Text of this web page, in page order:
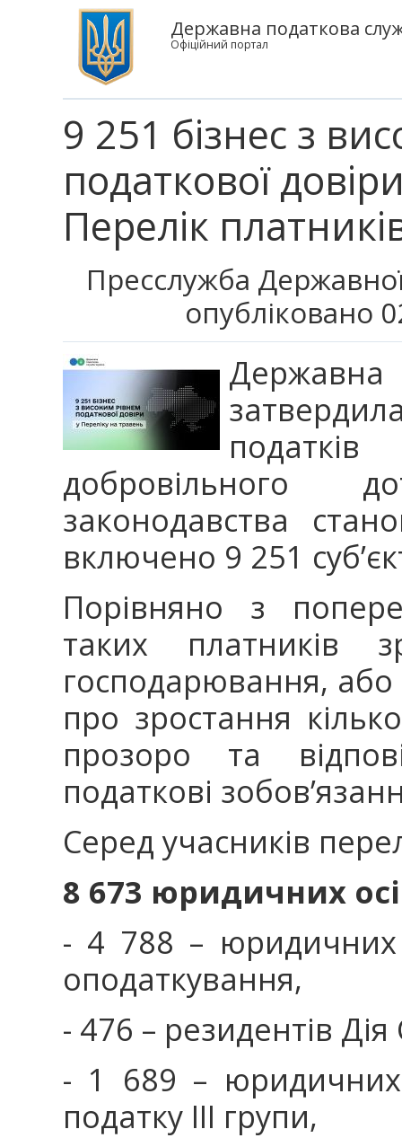
Державна податкова
Офіційний портал
9 251 бізнес з
податкової
Перелік
Пресслужба
опубліковано
добровільного
законодавства
включено 9 251
Порівняно з
таких платників
господарювання,
про зростання
прозоро та
податкові
Серед учасників
8 673 юридичних
- 4 788 – юридичних
оподаткування,
- 476 – резидентів Дія
- 1 689 – юридичних
податку ІІІ групи,